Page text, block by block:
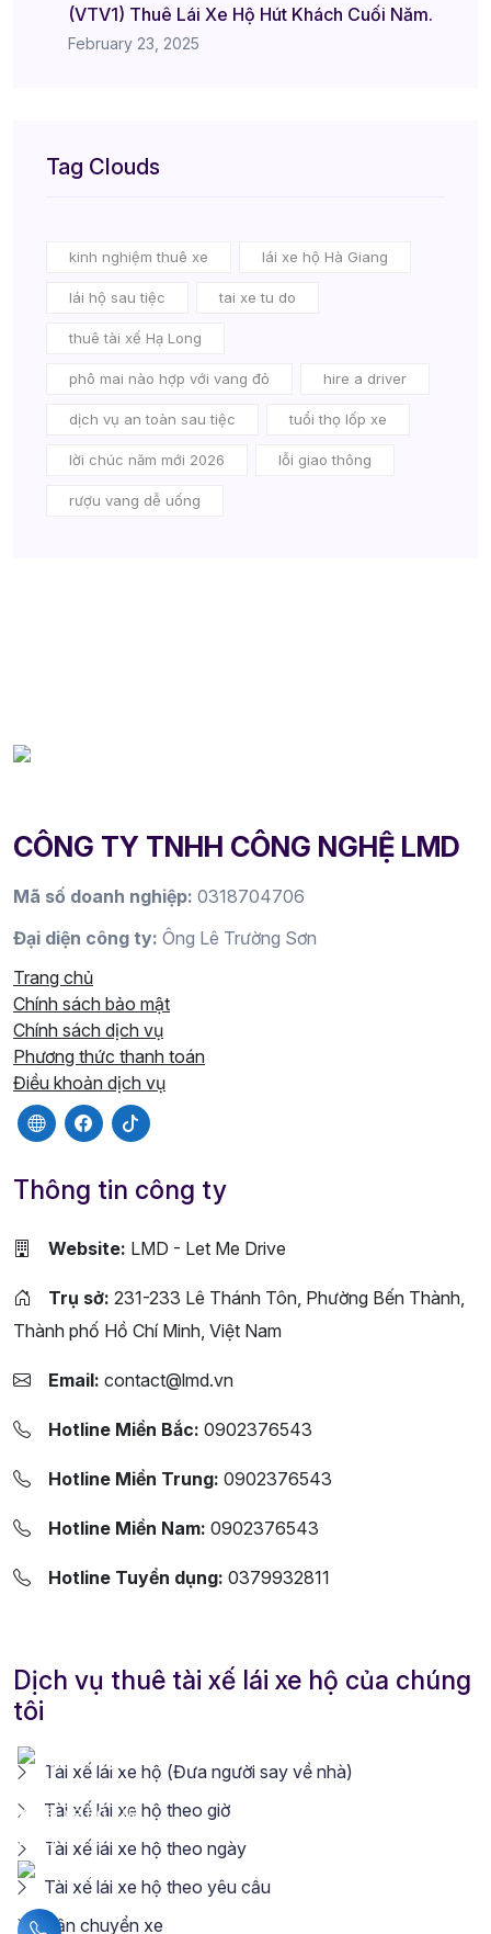
(VTV1) Thuê Lái Xe Hộ Hút Khách Cuối Năm.
February 23, 2025
Tag Clouds
kinh nghiệm thuê xe lái xe hộ Hà Giang
lái hộ sau tiệc tai xe tu do
thuê tài xế Hạ Long
phô mai nào hợp với vang đỏ hire a driver
dịch vụ an toàn sau tiệc tuổi thọ lốp xe
lời chúc năm mới 2026 lỗi giao thông
rượu vang dễ uống
CÔNG TY TNHH CÔNG NGHỆ LMD
Mã số doanh nghiệp: 0318704706
Đại diện công ty: Ông Lê Trường Sơn
Trang chủ
Chính sách bảo mật
Chính sách dịch vụ
Phương thức thanh toán
Điều khoản dịch vụ
Thông tin công ty
Website: LMD - Let Me Drive
Trụ sở: 231-233 Lê Thánh Tôn, Phường Bến Thành,
Thành phố Hồ Chí Minh, Việt Nam
Email: contact@lmd.vn
Hotline Miền Bắc: 0902376543
Hotline Miền Trung: 0902376543
Hotline Miền Nam: 0902376543
Hotline Tuyển dụng: 0379932811
Dịch vụ thuê tài xế lái xe hộ của chúng
tôi
Tài xế lái xe hộ (Đưa người say về nhà)
Tài xế lái xe hộ theo giờ
Tài xế lái xe hộ theo ngày
Tài xế lái xe hộ theo yêu cầu
Vận chuyển xe
Liên hệ hotline